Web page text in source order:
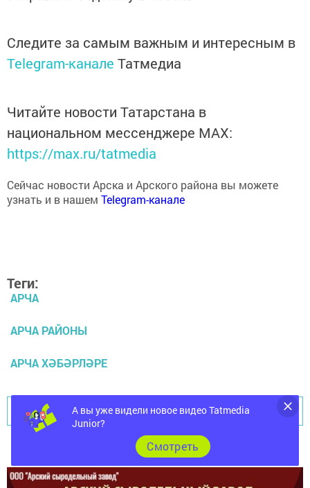
Следите за самым важным и интересным в
Telegram-канале Татмедиа
Читайте новости Татарстана в
национальном мессенджере MАХ:
https://max.ru/tatmedia
Сейчас новости Арска и Арского района вы можете
узнать и в нашемTelegram-канале
Теги:
АРЧА
АРЧА РАЙОНЫ
АРЧА ХӘБӘРЛӘРЕ
Перейти на страницу новости
А вы уже видели новое видео Tatmedia
Junior?
Cмотреть